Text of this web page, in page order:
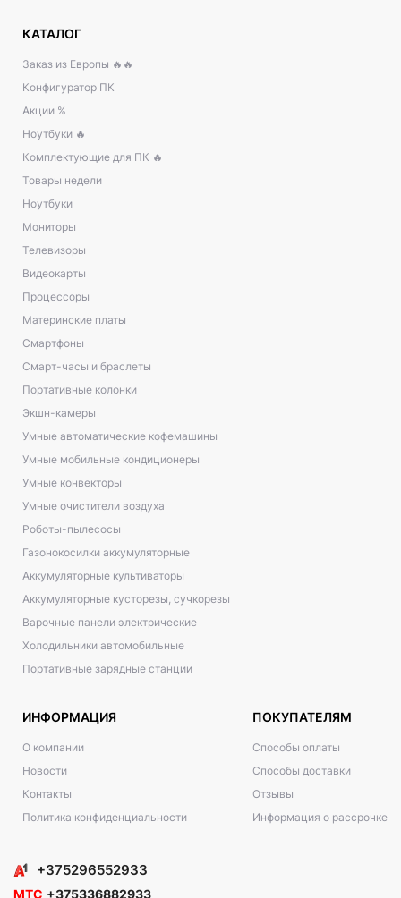
КАТАЛОГ
Заказ из Европы 🔥🔥
Конфигуратор ПК
Акции %
Ноутбуки 🔥
Комплектующие для ПК 🔥
Товары недели
Ноутбуки
Мониторы
Телевизоры
Видеокарты
Процессоры
Материнские платы
Смартфоны
Смарт-часы и браслеты
Портативные колонки
Экшн-камеры
Умные автоматические кофемашины
Умные мобильные кондиционеры
Умные конвекторы
Умные очистители воздуха
Роботы-пылесосы
Газонокосилки аккумуляторные
Аккумуляторные культиваторы
Аккумуляторные кусторезы, сучкорезы
Варочные панели электрические
Холодильники автомобильные
Портативные зарядные станции
ИНФОРМАЦИЯ
О компании
Новости
Контакты
Политика конфиденциальности
ПОКУПАТЕЛЯМ
Способы оплаты
Способы доставки
Отзывы
Информация о рассрочке
+375296552933
МТС +375336882933